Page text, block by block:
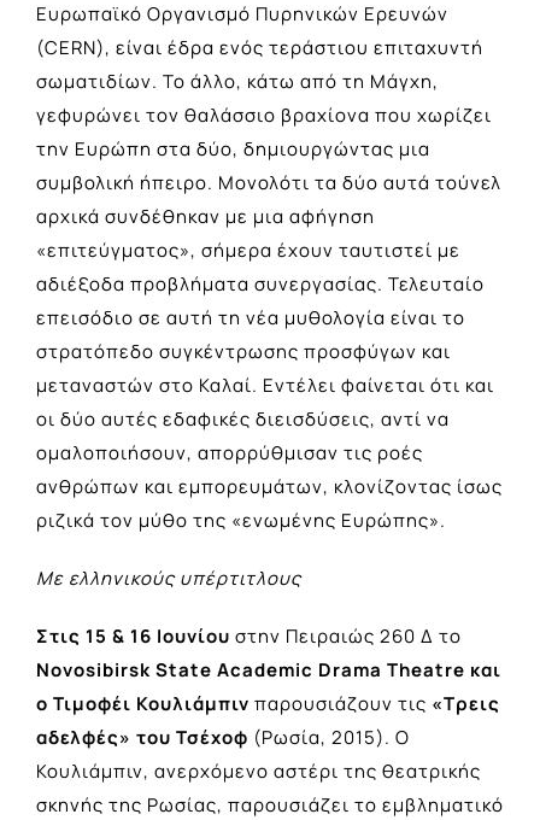
Ευρωπαϊκό Οργανισμό Πυρηνικών Ερευνών
(CERN), είναι έδρα ενός τεράστιου επιταχυντή
σωματιδίων. Το άλλο, κάτω από τη Μάγχη,
γεφυρώνει τον θαλάσσιο βραχίονα που χωρίζει
την Ευρώπη στα δύο, δημιουργώντας μια
συμβολική ήπειρο. Μονολότι τα δύο αυτά τούνελ
αρχικά συνδέθηκαν με μια αφήγηση
«επιτεύγματος», σήμερα έχουν ταυτιστεί με
αδιέξοδα προβλήματα συνεργασίας. Τελευταίο
επεισόδιο σε αυτή τη νέα μυθολογία είναι το
στρατόπεδο συγκέντρωσης προσφύγων και
μεταναστών στο Καλαί. Εντέλει φαίνεται ότι και
οι δύο αυτές εδαφικές διεισδύσεις, αντί να
ομαλοποιήσουν, απορρύθμισαν τις ροές
ανθρώπων και εμπορευμάτων, κλονίζοντας ίσως
ριζικά τον μύθο της «ενωμένης Ευρώπης».
Με ελληνικούς υπέρτιτλους
Στις 15 & 16 Ιουνίου στην Πειραιώς 260 Δ το
Novosibirsk State Academic Drama Theatre και
ο Τιμοφέι Κουλιάμπιν παρουσιάζουν τις «Τρεις
αδελφές» του Τσέχοφ (Ρωσία, 2015). Ο
Κουλιάμπιν, ανερχόμενο αστέρι της θεατρικής
σκηνής της Ρωσίας, παρουσιάζει το εμβληματικό